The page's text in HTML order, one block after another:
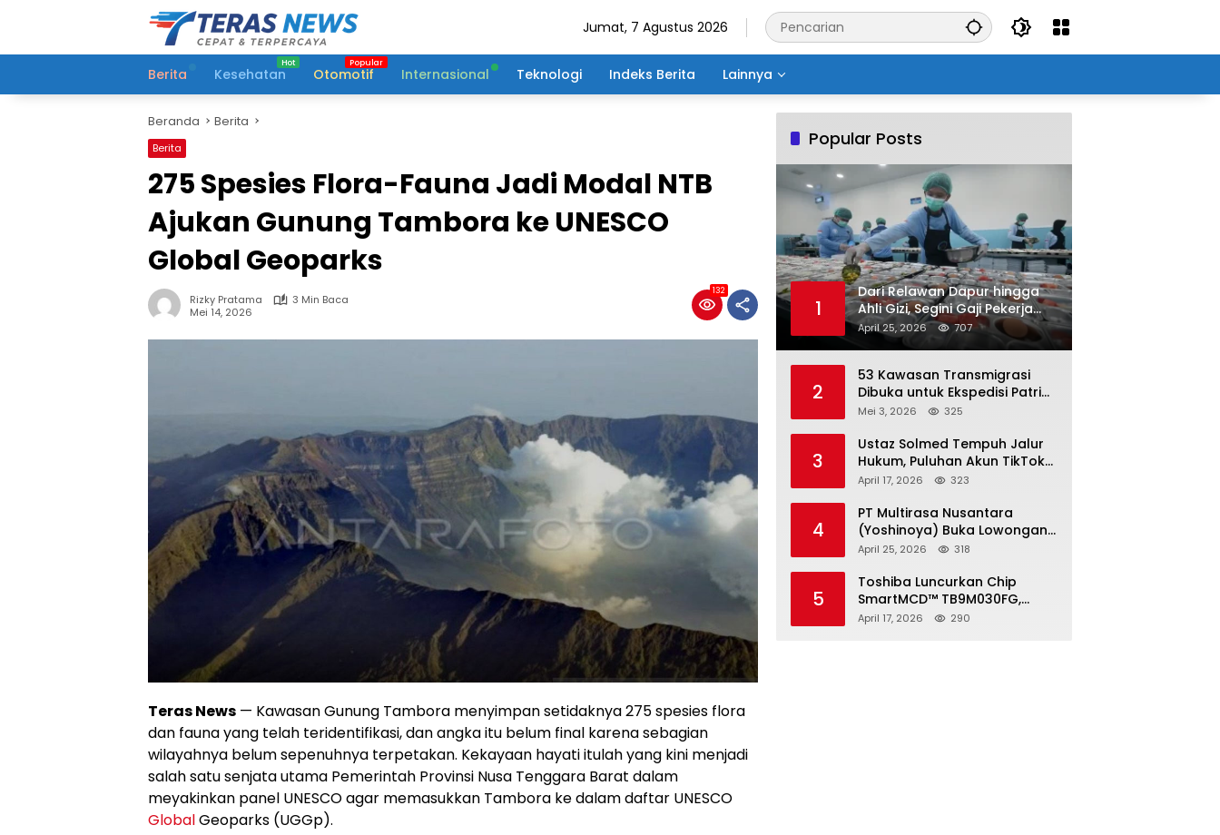
Jumat, 7 Agustus 2026
Berita Kesehatan Otomotif Internasional Teknologi Indeks Berita Lainnya
Beranda Berita
Berita
275 Spesies Flora-Fauna Jadi Modal NTB
Ajukan Gunung Tambora ke UNESCO
Global Geoparks
Rizky Pratama
3 Min Baca
Mei 14, 2026
132
Teras News — Kawasan Gunung Tambora menyimpan setidaknya 275 spesies flora
dan fauna yang telah teridentifikasi, dan angka itu belum final karena sebagian
wilayahnya belum sepenuhnya terpetakan. Kekayaan hayati itulah yang kini menjadi
salah satu senjata utama Pemerintah Provinsi Nusa Tenggara Barat dalam
meyakinkan panel UNESCO agar memasukkan Tambora ke dalam daftar UNESCO
GlobalGeoparks (UGGp).
Popular Posts
1
Dari Relawan Dapur hingga
Ahli Gizi, Segini Gaji Pekerja
Program MBG yang Kini Serap
Hampir Sejuta Tenaga Kerja
April 25, 2026 707
2
53 Kawasan Transmigrasi
Dibuka untuk Ekspedisi Patriot
2026, Pendaftaran Ditutup 21
Mei 3, 2026 325
3
Ustaz Solmed Tempuh Jalur
Hukum, Puluhan Akun TikTok
dan Instagram Dilaporkan
April 17, 2026 323
4
PT Multirasa Nusantara
(Yoshinoya) Buka Lowongan
Operator Warehouse 2026,
April 25, 2026 318
5
Toshiba Luncurkan Chip
SmartMCD™ TB9M030FG,
Solusi Motor Otomotif Tanpa
April 17, 2026 290